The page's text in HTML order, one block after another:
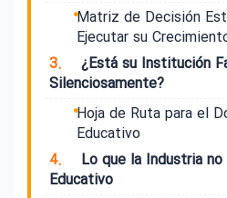
Matriz de Decisión
Ejecutar su
3.
¿Está su Institución
Silenciosamente?
Hoja de Ruta para el
Educativo
4.
Lo que la Industria
Educativo